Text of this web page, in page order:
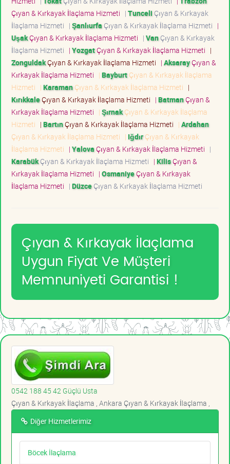
Çıyan & Kırkayak İlaçlama Hizmeti | Tunceli Çıyan & Kırkayak
İlaçlama Hizmeti | Şanlıurfa Çıyan & Kırkayak İlaçlama Hizmeti |
UşakÇıyan & Kırkayak İlaçlama Hizmeti | VanÇıyan & Kırkayak
İlaçlama Hizmeti | YozgatÇıyan & Kırkayak İlaçlama Hizmeti |
ZonguldakÇıyan & Kırkayak İlaçlama Hizmeti | AksarayÇıyan &
Kırkayak İlaçlama Hizmeti | BayburtÇıyan & Kırkayak İlaçlama
Hizmeti | KaramanÇıyan & Kırkayak İlaçlama Hizmeti |
KırıkkaleÇıyan & Kırkayak İlaçlama Hizmeti | BatmanÇıyan &
Kırkayak İlaçlama Hizmeti | ŞırnakÇıyan & Kırkayak İlaçlama
Hizmeti | BartınÇıyan & Kırkayak İlaçlama Hizmeti | Ardahan
Çıyan & Kırkayak İlaçlama Hizmeti | IğdırÇıyan & Kırkayak
İlaçlama Hizmeti | YalovaÇıyan & Kırkayak İlaçlama Hizmeti |
KarabükÇıyan & Kırkayak İlaçlama Hizmeti | KilisÇıyan &
Kırkayak İlaçlama Hizmeti | OsmaniyeÇıyan & Kırkayak
İlaçlama Hizmeti | DüzceÇıyan & Kırkayak İlaçlama Hizmeti
Çıyan & Kırkayak İlaçlama
Uygun Fiyat Ve Müşteri
Memnuniyeti Garantisi !
0542 188 45 42 Güçlü Usta
Çıyan & Kırkayak İlaçlama , Ankara Çıyan & Kırkayak İlaçlama ,
Diğer Hizmetlerimiz
Böcek İlaçlama